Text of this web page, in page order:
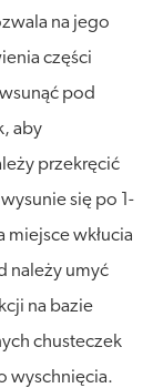
na jego
części
pod
aby
przekręcić
się po 1-
wkłucia
należy umyć
na bazie
chusteczek
wyschnięcia.